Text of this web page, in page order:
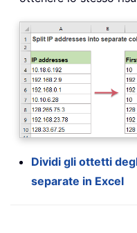
Dividi gli ottetti
separate in Excel